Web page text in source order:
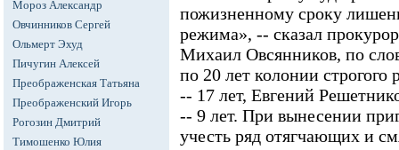
Мороз Александр
Овчинников Сергей
Ольмерт Эхуд
Пичугин Алексей
Преображенская Татьяна
Преображенский Игорь
Рогозин Дмитрий
Тимошенко Юлия
пожизненному сроку
режима», -- сказал
Михаил Овсянников, по
по 20 лет колонии
-- 17 лет, Евгений
-- 9 лет. При вынесении
учесть ряд отягчающих и